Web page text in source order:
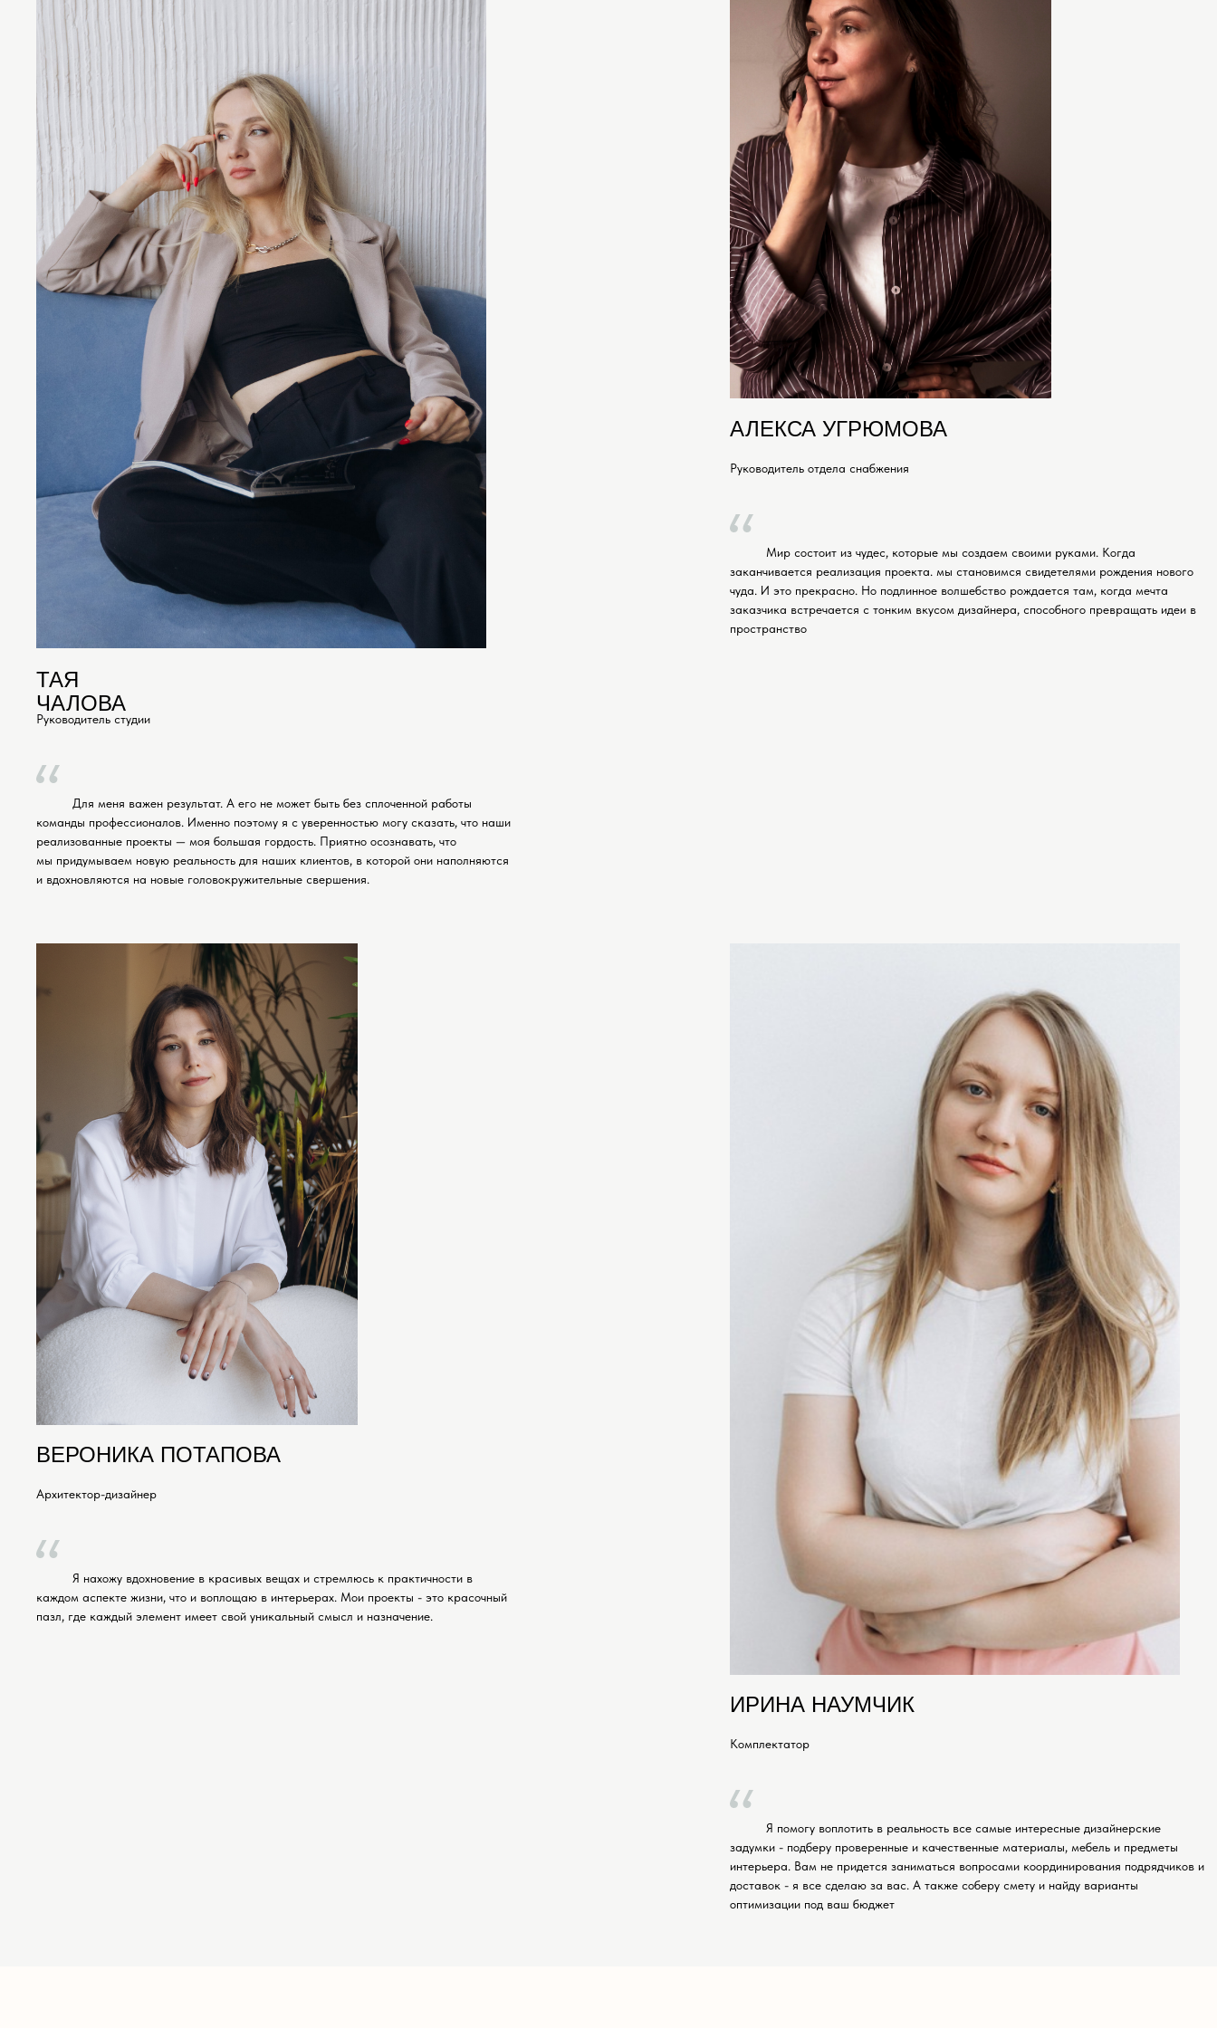
Мир состоит из чудес, которые мы создаем своими руками. Когда
заканчивается реализация проекта. мы становимся свидетелями рождения нового
чуда. И это прекрасно. Но подлинное волшебство рождается там, когда мечта
заказчика встречается с тонким вкусом дизайнера, способного превращать идеи в
пространство
АЛЕКСА УГРЮМОВА
Руководитель отдела снабжения
Для меня важен результат. А его не может быть без сплоченной работы
команды профессионалов. Именно поэтому я с уверенностью могу сказать, что наши
реализованные проекты — моя большая гордость. Приятно осознавать, что
мы придумываем новую реальность для наших клиентов, в которой они наполняются
и вдохновляются на новые головокружительные свершения.
ТАЯ
ЧАЛОВА
Руководитель студии
Я помогу воплотить в реальность все самые интересные дизайнерские
задумки - подберу проверенные и качественные материалы, мебель и предметы
интерьера. Вам не придется заниматься вопросами координирования подрядчиков и
доставок - я все сделаю за вас. А также соберу смету и найду варианты
оптимизации под ваш бюджет
ИРИНА НАУМЧИК
Комплектатор
Я нахожу вдохновение в красивых вещах и стремлюсь к практичности в
каждом аспекте жизни, что и воплощаю в интерьерах. Мои проекты - это красочный
пазл, где каждый элемент имеет свой уникальный смысл и назначение.
ВЕРОНИКА ПОТАПОВА
Архитектор-дизайнер